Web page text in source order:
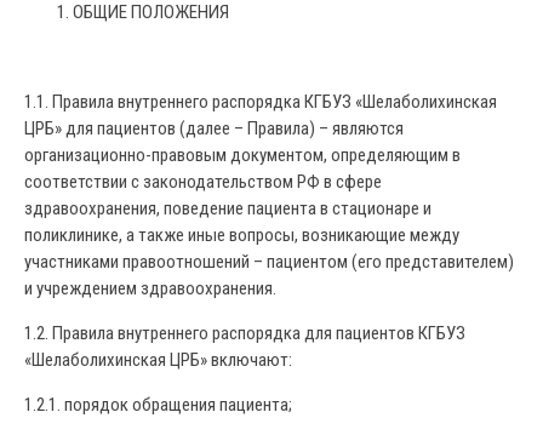
ОБЩИЕ ПОЛОЖЕНИЯ
1.1. Правила внутреннего распорядка КГБУЗ «Шелаболихинская
ЦРБ» для пациентов (далее – Правила) – являются
организационно-правовым документом, определяющим в
соответствии с законодательством РФ в сфере
здравоохранения, поведение пациента в стационаре и
поликлинике, а также иные вопросы, возникающие между
участниками правоотношений – пациентом (его представителем)
и учреждением здравоохранения.
1.2. Правила внутреннего распорядка для пациентов КГБУЗ
«Шелаболихинская ЦРБ» включают:
1.2.1. порядок обращения пациента;